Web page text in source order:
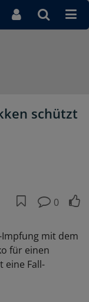
schützt
0
mit dem
für einen
eine Fall-